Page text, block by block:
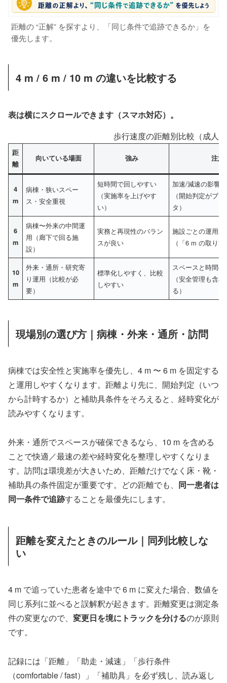
距離の “正解” を探すより、「同じ条件で追跡できるか」を
優先します。
4 m / 6 m / 10 m の違いを比較する
表は横にスクロールできます（スマホ対応）。
歩行速度の距離別比較（成人
距
離
向いている場面 強み 注意
4
m
病棟・狭いスペー
ス・安全重視
短時間で回しやすい
（実施率を上げやす
い）
加速/減速の影響
（開始判定がブ
タ）
6
m
病棟〜外来の中間運
用（廊下で回る施
設）
実務と再現性のバラン
スが良い
施設ごとの運用
（「6 m の取り
10
m
外来・通所・研究寄
り運用（比較が必
要）
標準化しやすく、比較
しやすい
スペースと時間
（安全管理も含
る）
現場別の選び方｜病棟・外来・通所・訪問
病棟では安全性と実施率を優先し、4 m 〜 6 m を固定する
と運用しやすくなります。距離より先に、開始判定（いつ
から計時するか）と補助具条件をそろえると、経時変化が
読みやすくなります。
外来・通所でスペースが確保できるなら、10 m を含める
ことで快適／最速の差や経時変化を整理しやすくなりま
す。訪問は環境差が大きいため、距離だけでなく床・靴・
補助具の条件固定が重要です。どの距離でも、 同一患者は
同一条件で追跡することを最優先にします。
距離を変えたときのルール｜同列比較しな
い
4 m で追っていた患者を途中で 6 m に変えた場合、数値を
同じ系列に並べると誤解釈が起きます。距離変更は測定条
件の変更なので、 変更日を境にトラックを分けるのが原則
です。
記録には「距離」「助走・減速」「歩行条件
（comfortable / fast）」「補助具」を必ず残し、読み返し